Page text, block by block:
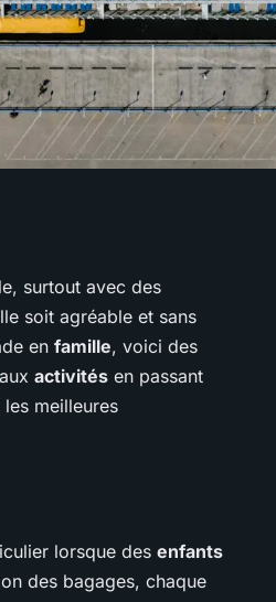
surtout avec des
soit agréable et sans
en famille, voici des
aux activités en passant
meilleures
lorsque des enfants
des bagages, chaque